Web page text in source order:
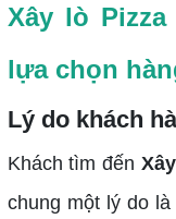
Xây lò
lựa chọn
Lý do khách
Khách tìm đến
chung một lý do